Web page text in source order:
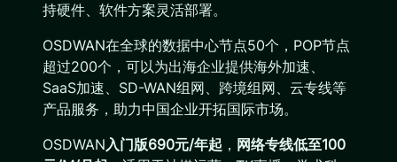
持硬件、软件方案灵活部署。
OSDWAN在全球的数据中心节点50个，POP节点
超过200个，可以为出海企业提供海外加速、
SaaS加速、SD-WAN组网、跨境组网、云专线等
产品服务，助力中国企业开拓国际市场。
OSDWAN入门版690元/年起 ， 网络专线低至100